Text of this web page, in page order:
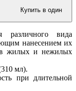
Купить в один
различного вида
нанесением их
в жилых и нежилых
мл).
при длительной